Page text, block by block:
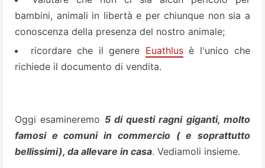
bambini, animali in libertà e per chiunque non sia a
conoscenza della presenza del nostro animale;
ricordare che il genere Euathlusè l'unico che
richiede il documento di vendita.
Oggi esamineremo 5 di questi ragni giganti, molto
famosi e comuni in commercio ( e soprattutto
bellissimi), da allevare in casa. Vediamoli insieme.